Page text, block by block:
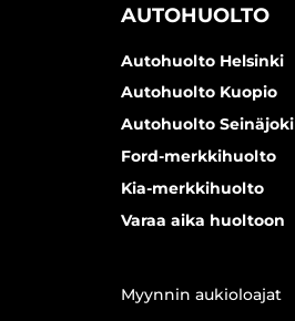
AUTOHUOLTO
Autohuolto Helsinki
Autohuolto Kuopio
Autohuolto Seinäjoki
Ford-merkkihuolto
Kia-merkkihuolto
Varaa aika huoltoon
Myynnin aukioloajat